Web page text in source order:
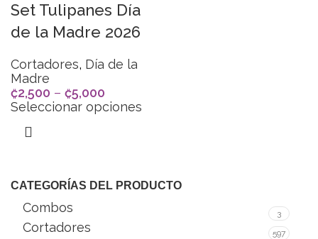
CATEGORÍAS DEL PRODUCTO
Combos 3
Cortadores 597
Set Tulipanes Día
de la Madre 2026
Cortadores, Día de la
Madre
₡2,500 – ₡5,000
Seleccionar opciones